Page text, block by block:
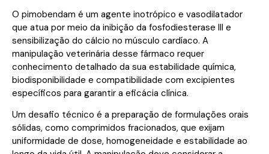
O pimobendam é um agente inotrópico e vasodilatador
que atua por meio da inibição da fosfodiesterase III e
sensibilização do cálcio no músculo cardíaco. A
manipulação veterinária desse fármaco requer
conhecimento detalhado da sua estabilidade química,
biodisponibilidade e compatibilidade com excipientes
específicos para garantir a eficácia clínica.
Um desafio técnico é a preparação de formulações orais
sólidas, como comprimidos fracionados, que exijam
uniformidade de dose, homogeneidade e estabilidade ao